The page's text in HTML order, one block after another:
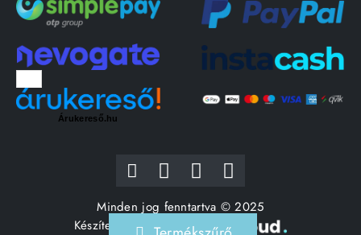
Árukereső.hu
Minden jog fenntartva © 2025
Készítette: